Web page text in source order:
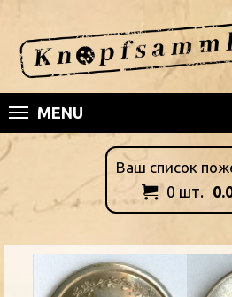
MENU
Ваш список
 0 шт.